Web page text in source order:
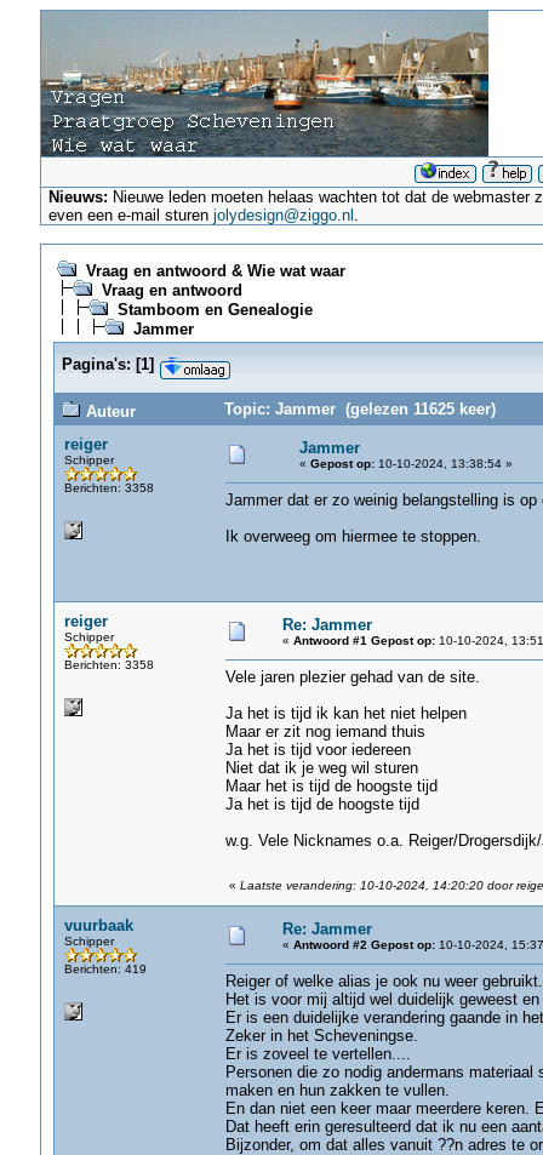
Nieuws: Nieuwe leden moeten helaas wachten tot dat de
even een e-mail sturenjolydesign@ziggo.nl .
Vraag en antwoord & Wie wat waar
Vraag en antwoord
Stamboom en Genealogie
Jammer
Pagina's: [1]
Auteur
Topic: Jammer (gelezen 11625 keer)
reiger
Schipper
Berichten: 3358
Jammer
« Gepost op:10-10-2024, 13:38:54 »
Jammer dat er zo weinig belangstelling is op
Ik overweeg om hiermee te stoppen.
reiger
Schipper
Berichten: 3358
Re: Jammer
« Antwoord #1 Gepost op:10-10-2024,
Vele jaren plezier gehad van de site.
Ja het is tijd ik kan het niet helpen
Maar er zit nog iemand thuis
Ja het is tijd voor iedereen
Niet dat ik je weg wil sturen
Maar het is tijd de hoogste tijd
Ja het is tijd de hoogste tijd
w.g. Vele Nicknames o.a. Reiger/
« Laatste verandering: 10-10-2024, 14:20:20 door
vuurbaak
Schipper
Berichten: 419
Re: Jammer
« Antwoord #2 Gepost op:10-10-2024,
Reiger of welke alias je ook nu weer
Het is voor mij altijd wel duidelijk geweest
Er is een duidelijke verandering gaande in
Zeker in het Scheveningse.
Er is zoveel te vertellen....
Personen die zo nodig andermans
maken en hun zakken te vullen.
En dan niet een keer maar meerdere
Dat heeft erin geresulteerd dat ik nu een
Bijzonder, om dat alles vanuit ??n adres te